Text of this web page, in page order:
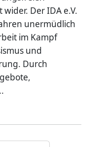
wider. Der IDA e.V.
unermüdlich
im Kampf
und
Durch